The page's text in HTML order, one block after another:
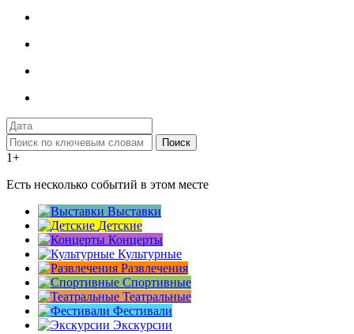
Поиск
1+
Есть несколько событий в этом месте
Выставки
Детские
Концерты
Культурные
Развлечения
Спортивные
Театральные
Фестивали
Экскурсии